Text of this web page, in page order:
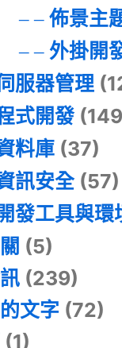
佈景主
外掛開
服器管理
式開發
料庫(37)
訊安全(57)
開發工具與環
(5)
(239)
文字 (72)
(1)